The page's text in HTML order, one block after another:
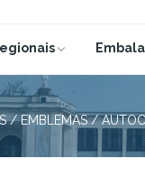
/ EMBLEMAS /